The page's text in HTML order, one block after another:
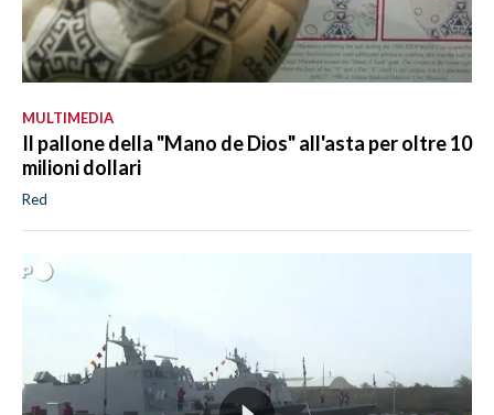
MULTIMEDIA
Il pallone della "Mano de Dios" all'asta per oltre 10
milioni dollari
Red